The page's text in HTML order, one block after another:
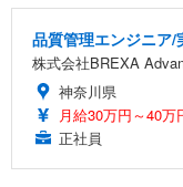
品質管理エンジニア
株式会社BREXA
神奈川県
月給30万円～40万
正社員